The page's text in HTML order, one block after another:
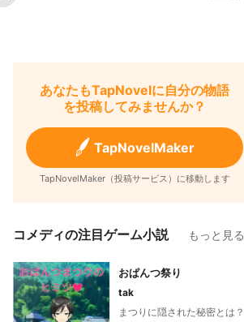
あなたもTapNovelに自分の物語
を投稿してみませんか？
TapNovelMaker
TapNovelMaker（投稿サービス）に移動します
コメディの注目ゲーム小説 もっと見る
おぱんつ祭り
tak
まつりに隠された秘密とは？